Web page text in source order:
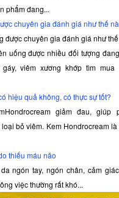
phẩm đang...
chuyên gia đánh giá như thế
uống được nhiều đối tượng
viêm xương khớp tìm mua
hiệu quả không, có thực sự tốt?
Hondrocream giảm đau, giúp
bỏ viêm. Kem Hondrocream là
thiếu máu não
ngón tay, ngón chân, cảm
việc thường rất khó...